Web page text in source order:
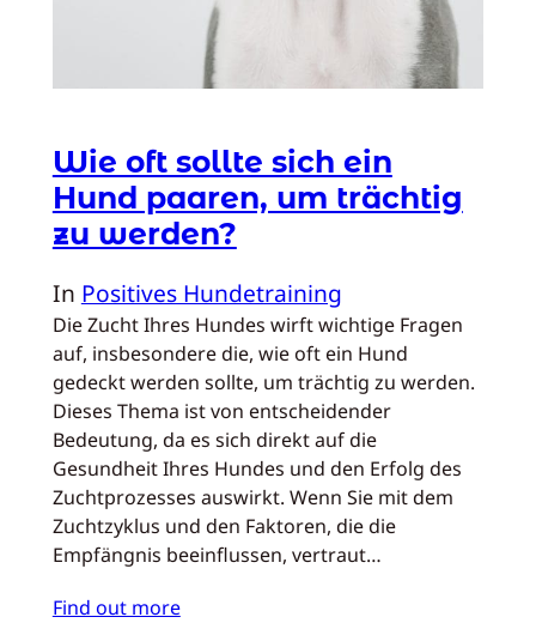
Wie oft sollte sich ein
Hund paaren, um trächtig
zu werden?
In Positives Hundetraining
Die Zucht Ihres Hundes wirft wichtige Fragen
auf, insbesondere die, wie oft ein Hund
gedeckt werden sollte, um trächtig zu werden.
Dieses Thema ist von entscheidender
Bedeutung, da es sich direkt auf die
Gesundheit Ihres Hundes und den Erfolg des
Zuchtprozesses auswirkt. Wenn Sie mit dem
Zuchtzyklus und den Faktoren, die die
Empfängnis beeinflussen, vertraut…
Find out more